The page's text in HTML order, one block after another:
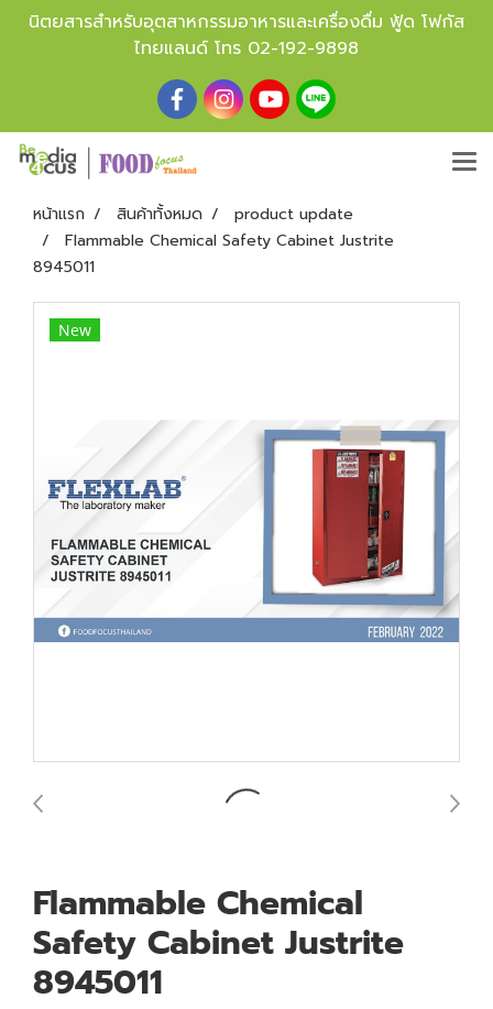
นิตยสารสำหรับอุตสาหกรรมอาหารและเครื่องดื่ม ฟู้ด โฟกัส
ไทยแลนด์ โทร 02-192-9898
หน้าแรก สินค้าทั้งหมด
product update
Flammable Chemical Safety Cabinet Justrite
8945011
New
Flammable Chemical
Safety Cabinet Justrite
8945011